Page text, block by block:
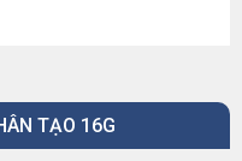
TẠO 16G